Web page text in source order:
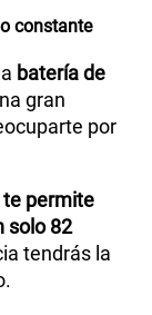
constante
batería de
gran
por
te permite
solo 82
tendrás la